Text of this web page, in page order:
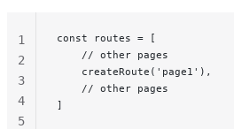
const routes = [
    // other pages
    createRoute('page1'),
    // other pages
]
1
2
3
4
5